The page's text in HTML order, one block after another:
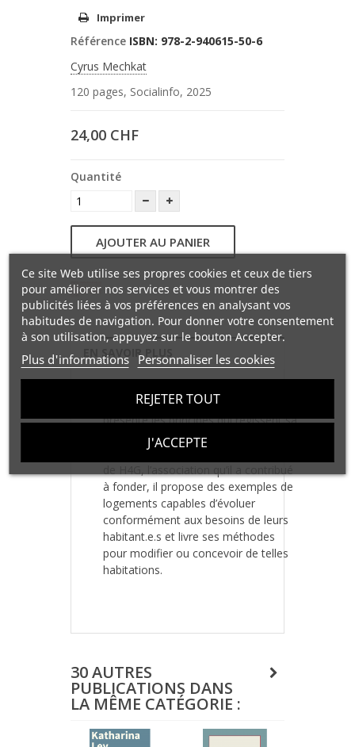
Imprimer
Référence ISBN: 978-2-940615-50-6
Cyrus Mechkat
120 pages, Socialinfo, 2025
24,00 CHF
Quantité
AJOUTER AU PANIER
EN SAVOIR PLUS
Dans cet ouvrage, Cyrus Mechkat
présente les principes qui régissent sa
vision de l’habitat intergénérationnel.
Revenant sur son expérience au sein
à fonder, il propose des exemples de
logements capables d’évoluer
conformément aux besoins de leurs
habitant.e.s et livre ses méthodes
pour modifier ou concevoir de telles
habitations.
30 AUTRES
PUBLICATIONS DANS
LA MÊME CATÉGORIE :
Ce site Web utilise ses propres cookies et ceux de tiers
pour améliorer nos services et vous montrer des
publicités liées à vos préférences en analysant vos
habitudes de navigation. Pour donner votre consentement
à son utilisation, appuyez sur le bouton Accepter.
Plus d'informations Personnaliser les cookies
REJETER TOUT
J'ACCEPTE